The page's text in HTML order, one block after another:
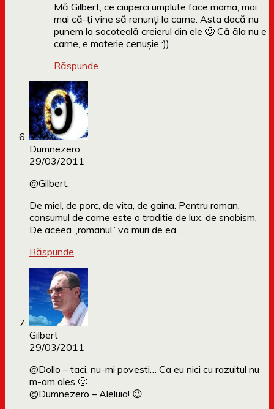
Mă Gilbert, ce ciuperci umplute face mama, mai
mai că-ți vine să renunți la carne. Asta dacă nu
punem la socoteală creierul din ele 🙂 Că ăla nu e
carne, e materie cenușie :))
Răspunde
Dumnezero
29/03/2011
@Gilbert,
De miel, de porc, de vita, de gaina. Pentru roman,
consumul de carne este o traditie de lux, de snobism.
De aceea „romanul” va muri de ea…
Răspunde
Gilbert
29/03/2011
@Dollo – taci, nu-mi povesti… Ca eu nici cu razuitul nu
m-am ales 🙂
@Dumnezero – Aleluia! 😉